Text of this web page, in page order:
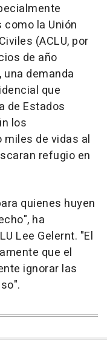
la Unión
(ACLU, por
de año
demanda
que
de Estados
los
miles de vidas al
refugio en
quienes huyen
ha
Lee Gelernt. "El
que el
ignorar las